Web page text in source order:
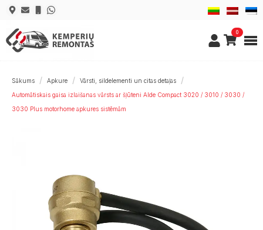
0
Sākums Apkure
Vārsti, sildelementi un citas detaļas
Automātiskais gaisa izlaišanas vārsts ar šļūteni Alde Compact 3020 / 3010 / 3030 /
3030 Plus motorhome apkures sistēmām